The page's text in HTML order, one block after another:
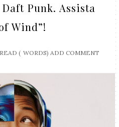
Punk. Assista
Wind”!
READ ( WORDS) ADD COMMENT